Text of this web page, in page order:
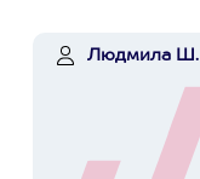
Людмила Ш.